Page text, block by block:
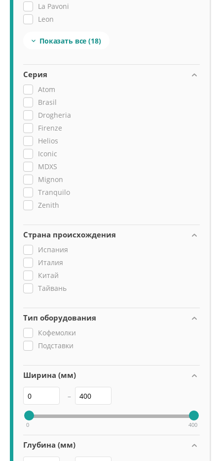
La Pavoni
Leon
Nuova Simonelli
Victoria Arduino
 Показать все (18)
Серия
Atom
Brasil
Drogheria
Firenze
Helios
Iconic
MDXS
Mignon
Tranquilo
Zenith
Страна происхождения
Испания
Италия
Китай
Тайвань
Тип оборудования
Кофемолки
Подставки
Ширина (мм)
–
0 400
Глубина (мм)